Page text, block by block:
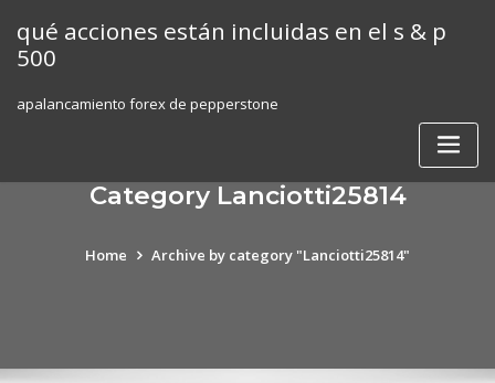
content
qué acciones están incluidas en el s & p
500
apalancamiento forex de pepperstone
Category Lanciotti25814
Home Archive by category "Lanciotti25814"